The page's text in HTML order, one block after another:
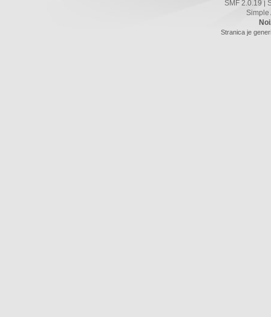
SMF 2.0.19 |
Simple
Stranica je